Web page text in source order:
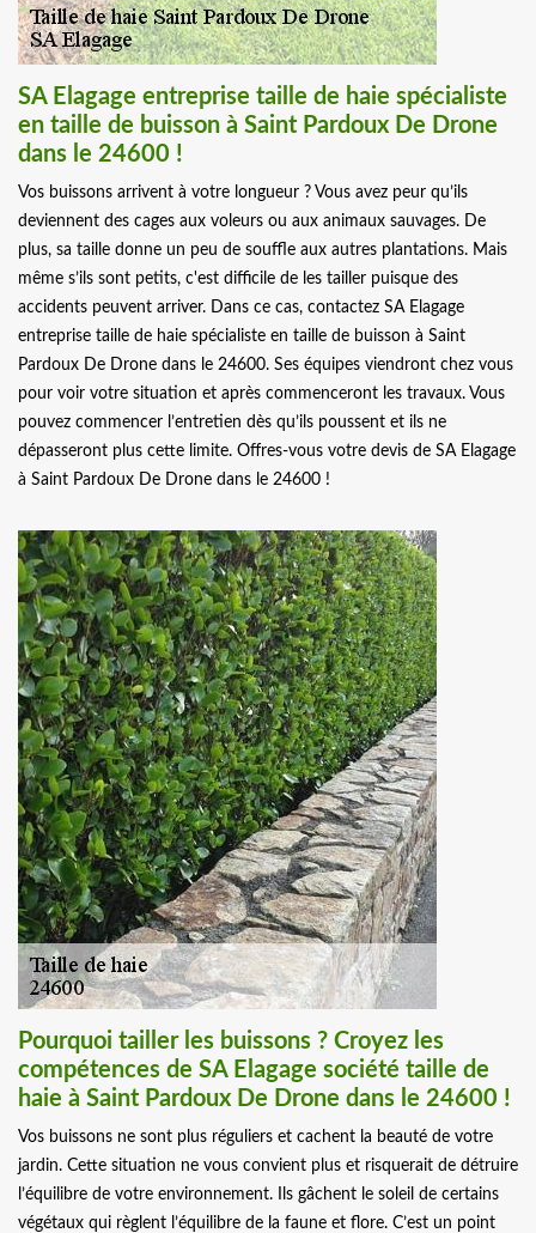
SA Elagage entreprise taille de haie spécialiste
en taille de buisson à Saint Pardoux De Drone
dans le 24600 !
Vos buissons arrivent à votre longueur ? Vous avez peur qu’ils
deviennent des cages aux voleurs ou aux animaux sauvages. De
plus, sa taille donne un peu de souffle aux autres plantations. Mais
même s’ils sont petits, c'est difficile de les tailler puisque des
accidents peuvent arriver. Dans ce cas, contactez SA Elagage
entreprise taille de haie spécialiste en taille de buisson à Saint
Pardoux De Drone dans le 24600. Ses équipes viendront chez vous
pour voir votre situation et après commenceront les travaux. Vous
pouvez commencer l’entretien dès qu’ils poussent et ils ne
dépasseront plus cette limite. Offres-vous votre devis de SA Elagage
à Saint Pardoux De Drone dans le 24600 !
Pourquoi tailler les buissons ? Croyez les
compétences de SA Elagage société taille de
haie à Saint Pardoux De Drone dans le 24600 !
Vos buissons ne sont plus réguliers et cachent la beauté de votre
jardin. Cette situation ne vous convient plus et risquerait de détruire
l’équilibre de votre environnement. Ils gâchent le soleil de certains
végétaux qui règlent l’équilibre de la faune et flore. C’est un point